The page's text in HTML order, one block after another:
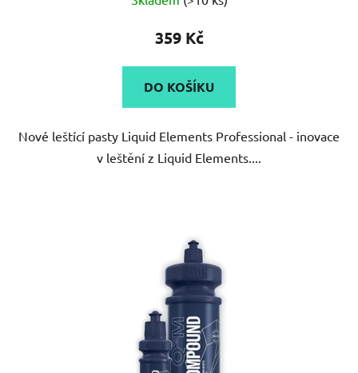
359 Kč
DO KOŠÍKU
Nové leštící pasty Liquid Elements Professional - inovace
v leštění z Liquid Elements....